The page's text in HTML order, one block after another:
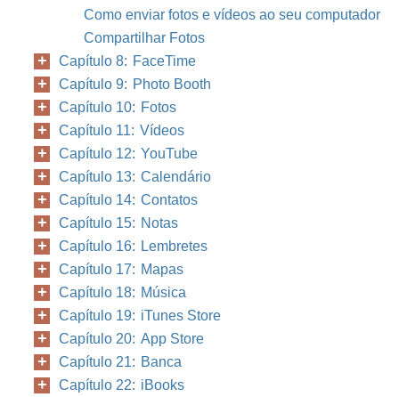
Como enviar fotos e vídeos ao seu computador
Compartilhar Fotos
Capítulo 8: FaceTime
Capítulo 9: Photo Booth
Capítulo 10: Fotos
Capítulo 11: Vídeos
Capítulo 12: YouTube
Capítulo 13: Calendário
Capítulo 14: Contatos
Capítulo 15: Notas
Capítulo 16: Lembretes
Capítulo 17: Mapas
Capítulo 18: Música
Capítulo 19: iTunes Store
Capítulo 20: App Store
Capítulo 21: Banca
Capítulo 22: iBooks